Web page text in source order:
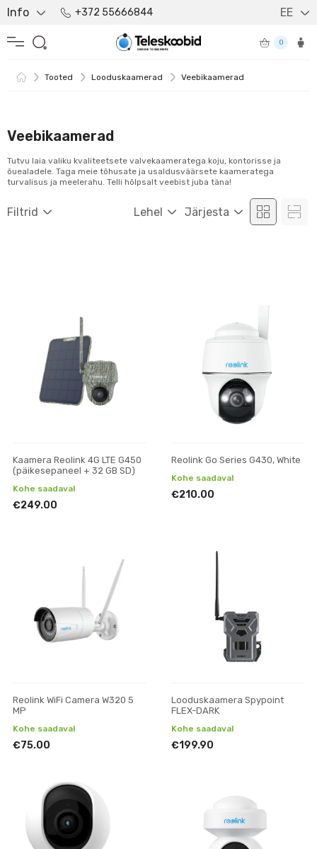
Info +372 55666844 EE
0
Tooted Looduskaamerad Veebikaamerad
Veebikaamerad
Filtrid Lehel Järjesta
Tutvu laia valiku kvaliteetsete valvekaameratega koju, kontorisse ja
õuealadele. Taga meie tõhusate ja usaldusväärsete kaameratega
turvalisus ja meelerahu. Telli hõlpsalt veebist juba täna!
Kaamera Reolink 4G LTE G450
(päikesepaneel + 32 GB SD)
Kohe saadaval
€249.00
Reolink Go Series G430, White
Kohe saadaval
€210.00
Reolink WiFi Camera W320 5
MP
Kohe saadaval
€75.00
Looduskaamera Spypoint
FLEX-DARK
Kohe saadaval
€199.90